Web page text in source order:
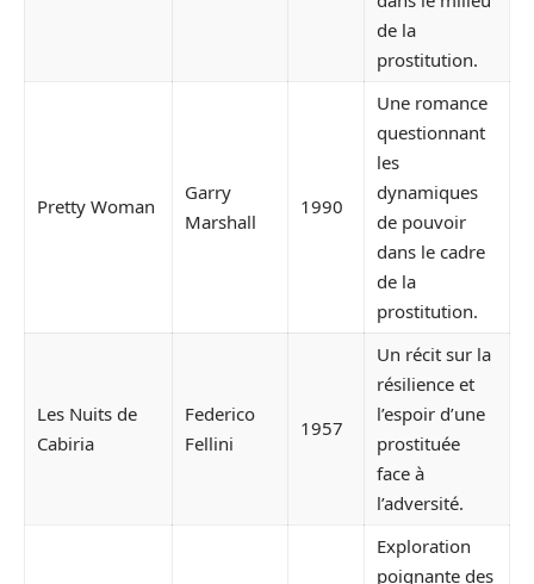
de la
prostitution.
Pretty Woman
Garry
Marshall
1990
Une romance
questionnant
les
dynamiques
de pouvoir
dans le cadre
de la
prostitution.
Les Nuits de
Cabiria
Federico
Fellini
1957
Un récit sur la
résilience et
l’espoir d’une
prostituée
face à
l’adversité.
Exploration
poignante des